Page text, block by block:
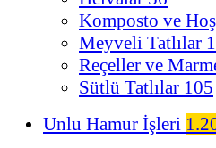
Komposto ve
Meyveli Tatlılar
Reçeller ve
Sütlü Tatlılar 105
Unlu Hamur İşleri